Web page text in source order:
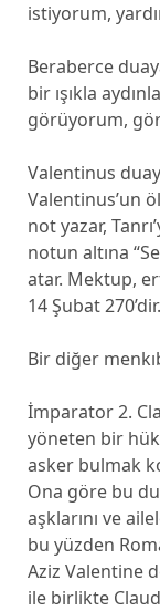
istiyorum,
Beraberce
bir ışıkla
görüyorum,
Valentinus
Valentinus’un
not yazar,
notun altına
atar. Mektup,
14 Şubat 270’dir.
Bir diğer
İmparator 2.
yöneten bir
asker bulmak
Ona göre bu
aşklarını ve
bu yüzden
Aziz Valentine
ile birlikte